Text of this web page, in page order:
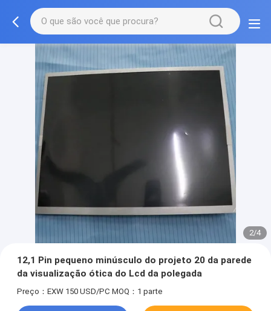
2/4
12,1 Pin pequeno minúsculo do projeto 20 da parede
da visualização ótica do Lcd da polegada
Preço：EXW 150 USD/PC MOQ：1 parte